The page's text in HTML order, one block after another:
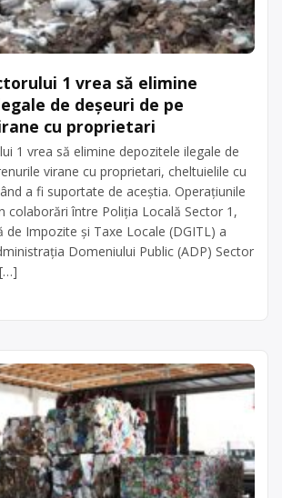
1 vrea să elimine
de deşeuri de pe
cu proprietari
1 vrea să elimine depozitele ilegale de
virane cu proprietari, cheltuielile cu
a fi suportate de aceştia. Operaţiunile
colaborări între Poliţia Locală Sector 1,
de Impozite şi Taxe Locale (DGITL) a
Domeniului Public (ADP) Sector